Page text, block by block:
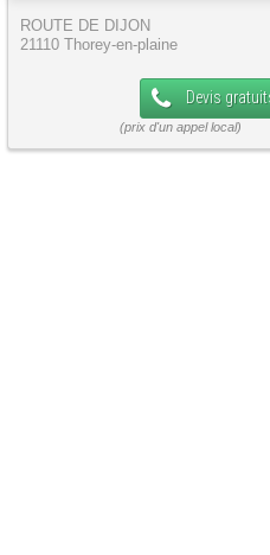
ROUTE DE DIJON
21110 Thorey-en-plaine
Devis